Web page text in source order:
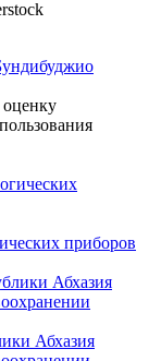
оценку
приборов
Абхазия